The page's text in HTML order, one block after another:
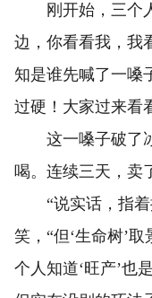
刚开始，三个人
边，你看看我，我
知是谁先喊了一嗓
过硬！大家过来看
这一嗓子破了冰
喝。连续三天，卖
“说实话，指着
笑，“但‘生命树’
个人知道‘旺产’也